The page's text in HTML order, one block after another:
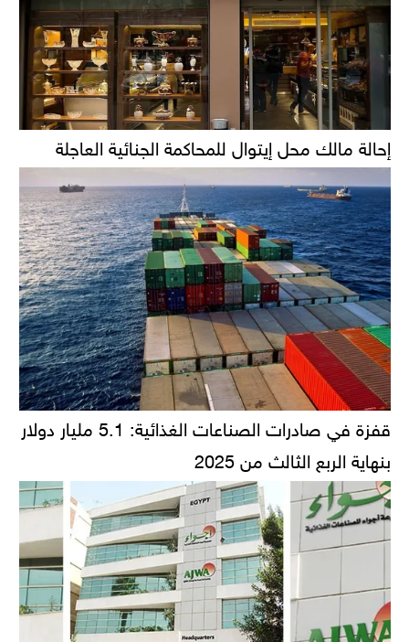
إحالة مالك محل إيتوال للمحاكمة الجنائية العاجلة
قفزة في صادرات الصناعات الغذائية: 5.1 مليار دولار
بنهاية الربع الثالث من 2025